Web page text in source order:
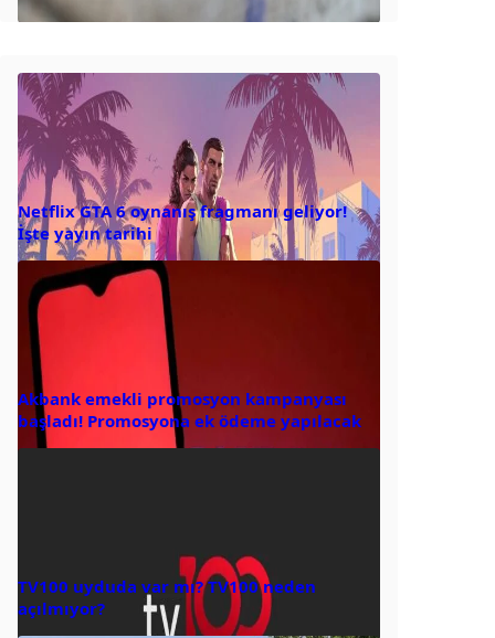
Netflix GTA 6 oynanış fragmanı geliyor!
İşte yayın tarihi
Akbank emekli promosyon kampanyası
başladı! Promosyona ek ödeme yapılacak
TV100 uyduda var mı? TV100 neden
açılmıyor?